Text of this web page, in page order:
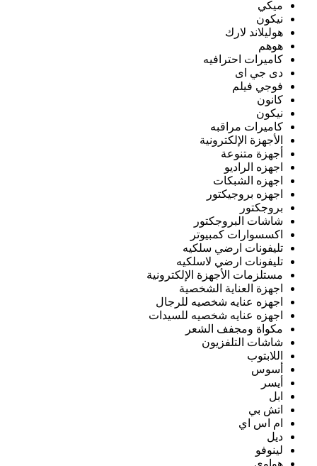
ميكي
نيكون
هوليلاند لارك
هوهم
كاميرات احترافيه
دى جي اى
فوجي فيلم
كانون
نيكون
كاميرات مراقبه
الأجهزة الإلكترونية
أجهزة متنوعة
اجهزه الراديو
اجهزه الشبكات
اجهزه بروجيكتور
بروجكتور
شاشات البروجكتور
اكسسوارات كمبيوتر
تليفونات ارضي سلكيه
تليفونات ارضي لاسلكيه
مستلزمات الأجهزة الإلكترونية
اجهزة العناية الشخصية
اجهزه عنايه شخصيه للرجال
اجهزه عنايه شخصيه للسيدات
مكواة ومجفف الشعر
شاشات التلفزيون
اللابتوب
أسوس
أيسر
ابل
اتش بي
ام اس اي
ديل
لينوفو